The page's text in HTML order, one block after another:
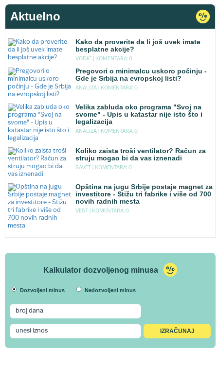
Aktuelno
Kako da proverite da li još uvek imate
besplatne akcije?
VODIC | KOMENTARA: 0
Pregovori o minimalcu uskoro počinju -
Gde je Srbija na evropskoj listi?
ANALIZA | KOMENTARA: 0
Velika zabluda oko programa "Svoj na
svome" - Upis u katastar nije isto što i
legalizacija
ANALIZA | KOMENTARA: 0
Koliko zaista troši ventilator? Račun za
struju mogao bi da vas iznenadi
SAVET | KOMENTARA: 0
Opština na jugu Srbije postaje magnet za
investitore - Stižu tri fabrike i više od 700
novih radnih mesta
VEST | KOMENTARA: 0
Kalkulator dozvoljenog minusa
Dozvoljeni minus Nedozvoljeni minus